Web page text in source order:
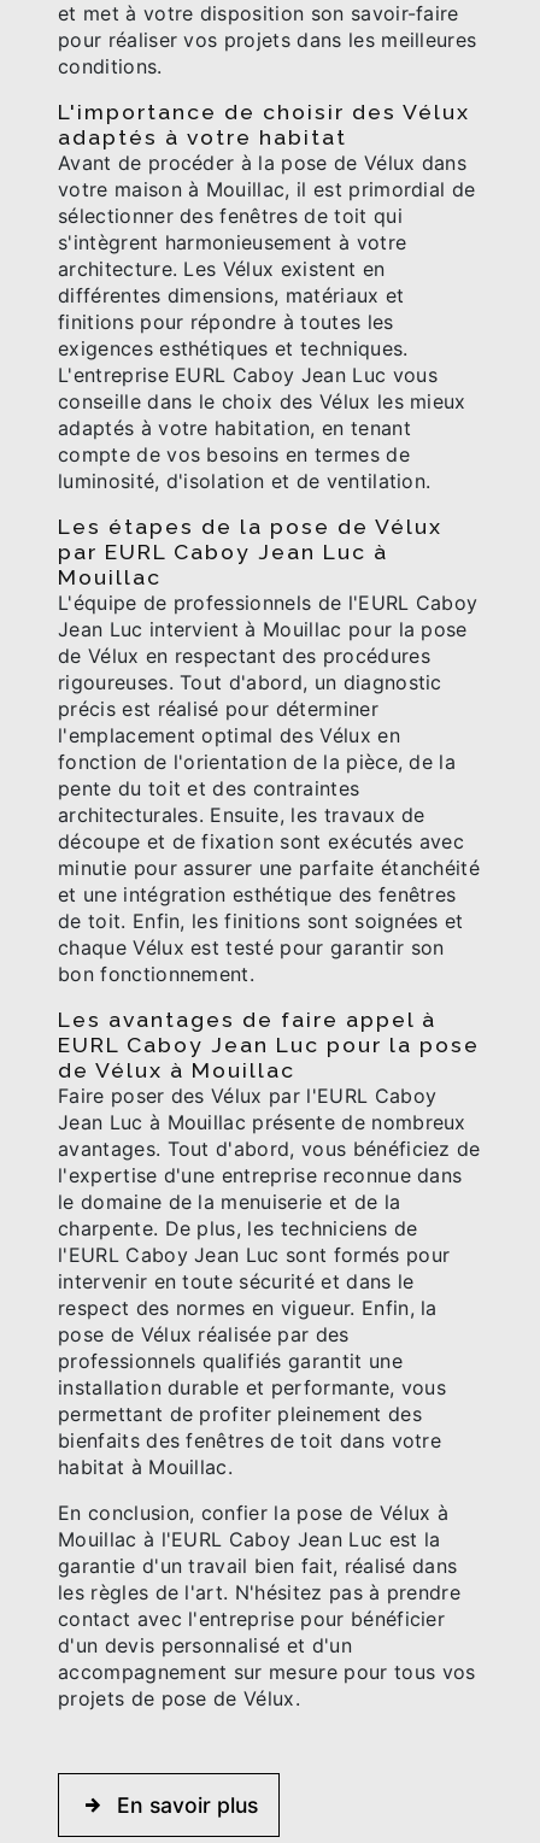
et met à votre disposition son savoir-faire
pour réaliser vos projets dans les meilleures
conditions.
L'importance de choisir des Vélux
adaptés à votre habitat
Avant de procéder à la pose de Vélux dans
votre maison à Mouillac, il est primordial de
sélectionner des fenêtres de toit qui
s'intègrent harmonieusement à votre
architecture. Les Vélux existent en
différentes dimensions, matériaux et
finitions pour répondre à toutes les
exigences esthétiques et techniques.
L'entreprise EURL Caboy Jean Luc vous
conseille dans le choix des Vélux les mieux
adaptés à votre habitation, en tenant
compte de vos besoins en termes de
luminosité, d'isolation et de ventilation.
Les étapes de la pose de Vélux
par EURL Caboy Jean Luc à
Mouillac
L'équipe de professionnels de l'EURL Caboy
Jean Luc intervient à Mouillac pour la pose
de Vélux en respectant des procédures
rigoureuses. Tout d'abord, un diagnostic
précis est réalisé pour déterminer
l'emplacement optimal des Vélux en
fonction de l'orientation de la pièce, de la
pente du toit et des contraintes
architecturales. Ensuite, les travaux de
découpe et de fixation sont exécutés avec
minutie pour assurer une parfaite étanchéité
et une intégration esthétique des fenêtres
de toit. Enfin, les finitions sont soignées et
chaque Vélux est testé pour garantir son
bon fonctionnement.
Les avantages de faire appel à
EURL Caboy Jean Luc pour la pose
de Vélux à Mouillac
Faire poser des Vélux par l'EURL Caboy
Jean Luc à Mouillac présente de nombreux
avantages. Tout d'abord, vous bénéficiez de
l'expertise d'une entreprise reconnue dans
le domaine de la menuiserie et de la
charpente. De plus, les techniciens de
l'EURL Caboy Jean Luc sont formés pour
intervenir en toute sécurité et dans le
respect des normes en vigueur. Enfin, la
pose de Vélux réalisée par des
professionnels qualifiés garantit une
installation durable et performante, vous
permettant de profiter pleinement des
bienfaits des fenêtres de toit dans votre
habitat à Mouillac.
En conclusion, confier la pose de Vélux à
Mouillac à l'EURL Caboy Jean Luc est la
garantie d'un travail bien fait, réalisé dans
les règles de l'art. N'hésitez pas à prendre
contact avec l'entreprise pour bénéficier
d'un devis personnalisé et d'un
accompagnement sur mesure pour tous vos
projets de pose de Vélux.
En savoir plus